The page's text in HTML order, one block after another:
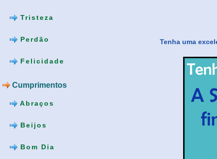
Tristeza
Perdão
Felicidade
Cumprimentos
Abraços
Beijos
Bom Dia
Tenha uma